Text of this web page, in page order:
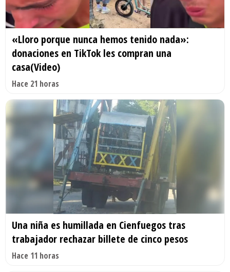
«Lloro porque nunca hemos tenido nada»:
donaciones en TikTok les compran una
casa(Video)
Hace 21 horas
Una niña es humillada en Cienfuegos tras
trabajador rechazar billete de cinco pesos
Hace 11 horas